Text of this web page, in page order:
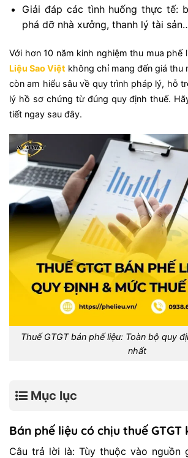
Giải đáp các tình huống thực tế:
phá dỡ nhà xưởng, thanh lý tài
Với hơn 10 năm kinh nghiệm thu mua phế
Liệu Sao Việt không chỉ mang đến giá thu
còn am hiểu sâu về quy trình pháp lý, hỗ
lý hồ sơ chứng từ đúng quy định thuế.
tiết ngay sau đây.
Thuế GTGT bán phế liệu: Toàn bộ quy
nhất
Mục lục
Bán phế liệu có chịu thuế GTGT
Câu trả lời là: Tùy thuộc vào nguồn